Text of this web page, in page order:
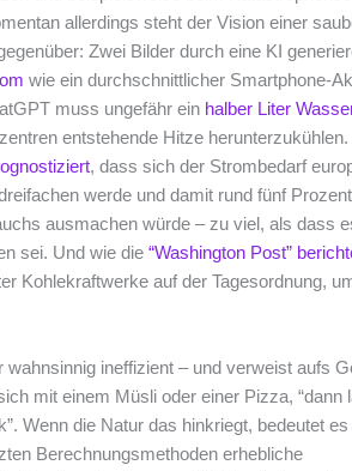
allerdings steht der Vision einer
Zwei Bilder durch eine KI
wie ein durchschnittlicher Smartphone-
muss ungefähr ein halber Liter
entstehende Hitze
, dass sich der Strombedarf
werde und damit rund fünf
ausmachen würde – zu viel, als dass
sei. Und wie die“Washington Post”
Kohlekraftwerke auf der Tagesordnung,
ineffizient – und verweist aufs
mit einem Müsli oder einer Pizza, “dann
Wenn die Natur das hinkriegt, bedeutet
Berechnungsmethoden erhebliche